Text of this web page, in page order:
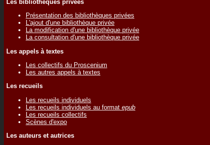
Les bibliothèques privées
Présentation des bibliothèques privées
L'ajout d'une bibliothèque privée
La modification d'une bibliothèque privée
La consultation d'une bibliothèque privée
Les appels à textes
Les collectifs du Proscenium
Les autres appels à textes
Les recueils
Les recueils individuels
Les recueils individuels au format epub
Les recueils collectifs
Scènes d'expo
Les auteurs et autrices